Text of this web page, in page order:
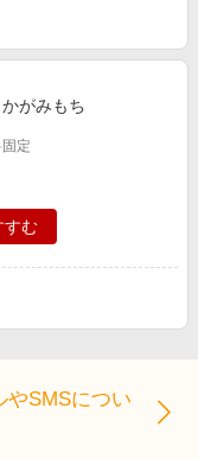
がみもち
定
すむ
やSMSについ